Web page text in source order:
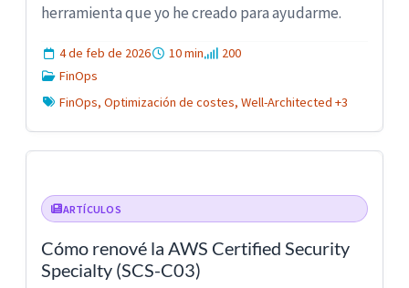
herramienta que yo he creado para ayudarme.
4 de feb de 2026 10 min
200
FinOps
FinOps, Optimización de costes, Well-Architected +3
ARTÍCULOS
Cómo renové la AWS Certified Security
Specialty (SCS-C03)